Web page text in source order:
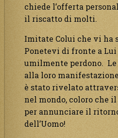
chiede l’offerta
il riscatto di molti.
Imitate Colui che vi ha
Ponetevi di fronte a
umilmente perdono. Le
alla loro
è stato rivelato
nel mondo, coloro che
per annunciare il
dell’Uomo!